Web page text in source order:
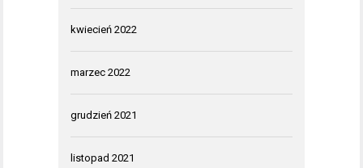
kwiecień 2022
marzec 2022
grudzień 2021
listopad 2021